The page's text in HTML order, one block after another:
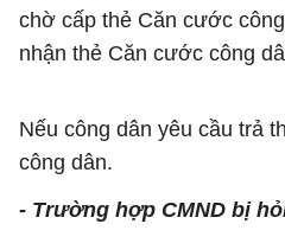
chờ cấp thẻ Căn cước
nhận thẻ Căn cước công
Nếu công dân yêu cầu trả
công dân.
- Trường hợp CMND bị